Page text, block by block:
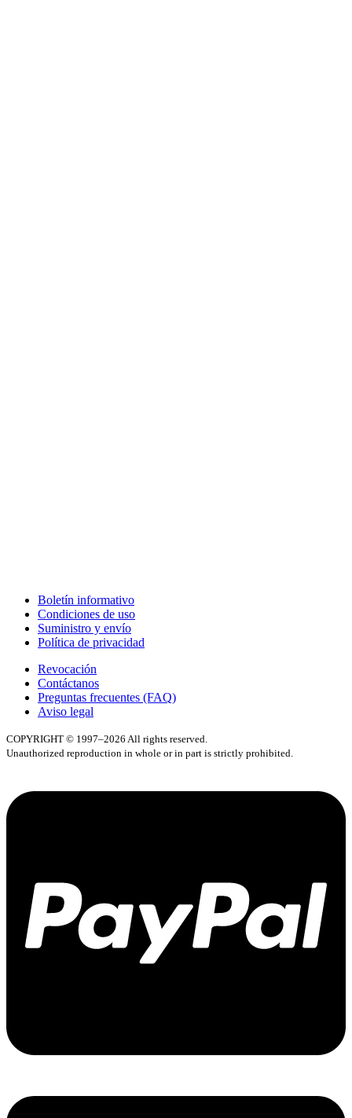
Boletín informativo
Condiciones de uso
Suministro y envío
Política de privacidad
Revocación
Contáctanos
Preguntas frecuentes (FAQ)
Aviso legal
COPYRIGHT © 1997–2026 All rights reserved.
Unauthorized reproduction in whole or in part is strictly prohibited.